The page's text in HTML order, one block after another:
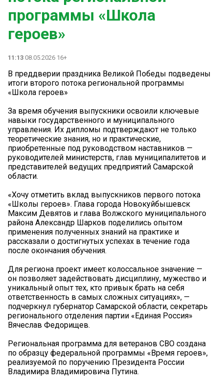
программы «Школа
героев»
11:13 08.05.2026 16+
В преддверии праздника Великой Победы подведены
итоги второго потока региональной программы
«Школа героев»
За время обучения выпускники освоили ключевые
навыки государственного и муниципального
управления. Их дипломы подтверждают не только
теоретические знания, но и практические,
приобретенные под руководством наставников —
руководителей министерств, глав муниципалитетов и
представителей ведущих предприятий Самарской
области.
«Хочу отметить вклад выпускников первого потока
«Школы героев». Глава города Новокуйбышевск
Максим Девятов и глава Волжского муниципального
района Александр Шарков поделились опытом
применения полученных знаний на практике и
рассказали о достигнутых успехах в течение года
после окончания обучения.
Для региона проект имеет колоссальное значение —
он позволяет задействовать дисциплину, мужество и
уникальный опыт тех, кто привык брать на себя
ответственность в самых сложных ситуациях», —
подчеркнул губернатор Самарской области, секретарь
регионального отделения партии «Единая Россия»
Вячеслав Федорищев.
Региональная программа для ветеранов СВО создана
по образцу федеральной программы «Время героев»,
реализуемой по поручению Президента России
Владимира Владимировича Путина.